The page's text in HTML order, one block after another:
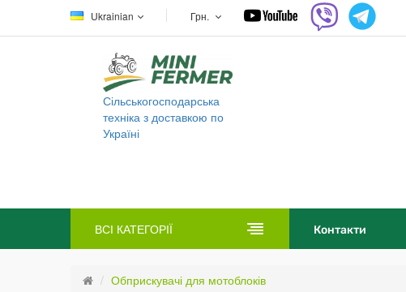
Ukrainian Грн.
Сільськогосподарська
техніка з доставкою по
Україні
ВСІ КАТЕГОРІЇ Контакти
Обприскувачі для мотоблоків